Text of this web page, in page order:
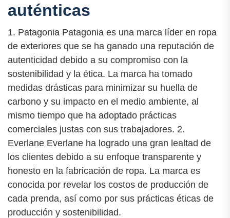
auténticas
1. Patagonia Patagonia es una marca líder en ropa
de exteriores que se ha ganado una reputación de
autenticidad debido a su compromiso con la
sostenibilidad y la ética. La marca ha tomado
medidas drásticas para minimizar su huella de
carbono y su impacto en el medio ambiente, al
mismo tiempo que ha adoptado prácticas
comerciales justas con sus trabajadores. 2.
Everlane Everlane ha logrado una gran lealtad de
los clientes debido a su enfoque transparente y
honesto en la fabricación de ropa. La marca es
conocida por revelar los costos de producción de
cada prenda, así como por sus prácticas éticas de
producción y sostenibilidad.